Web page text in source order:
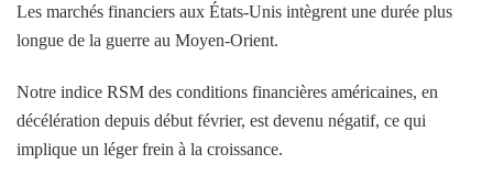
Les marchés financiers aux États-Unis intègrent une durée plus
longue de la guerre au Moyen-Orient.
Notre indice RSM des conditions financières américaines, en
décélération depuis début février, est devenu négatif, ce qui
implique un léger frein à la croissance.